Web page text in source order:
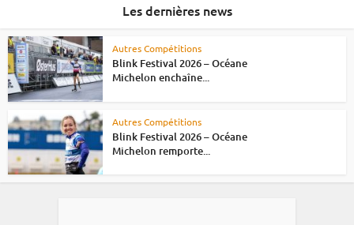
Les dernières news
Autres Compétitions
Blink Festival 2026 – Océane
Michelon enchaîne...
Autres Compétitions
Blink Festival 2026 – Océane
Michelon remporte...